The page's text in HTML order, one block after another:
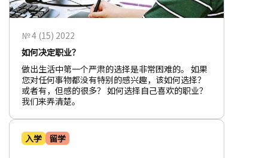
№ 4 (15) 2022
如何决定职业？
做出生活中第一个严肃的选择是非常困难的。 如果
您对任何事物都没有特别的感兴趣，该如何选择？
或者有，但感的很多？ 如何选择自己喜欢的职业？
我们来弄清楚。
入学 留学